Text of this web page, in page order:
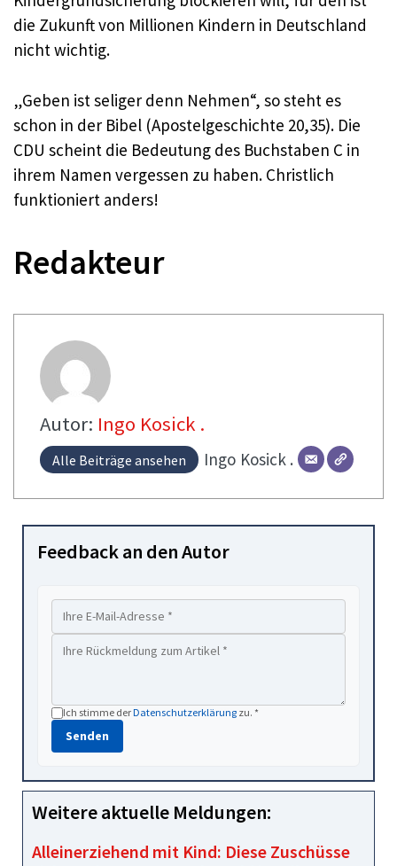
die Zukunft von Millionen Kindern in Deutschland
nicht wichtig.
„Geben ist seliger denn Nehmen“, so steht es
schon in der Bibel (Apostelgeschichte 20,35). Die
CDU scheint die Bedeutung des Buchstaben C in
ihrem Namen vergessen zu haben. Christlich
funktioniert anders!
Redakteur
Autor: Ingo Kosick .
Alle Beiträge ansehen Ingo Kosick .
Feedback an den Autor
Ich stimme derDatenschutzerklärung zu. *
Senden
Weitere aktuelle Meldungen:
Alleinerziehend mit Kind: Diese Zuschüsse